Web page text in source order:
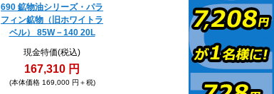
690 鉱物油シリーズ・パラ
フィン鉱物（旧ホワイトラ
ベル） 85W－140 20L
現金特価(税込)
167,310 円
(本体価格 169,000 円＋税)